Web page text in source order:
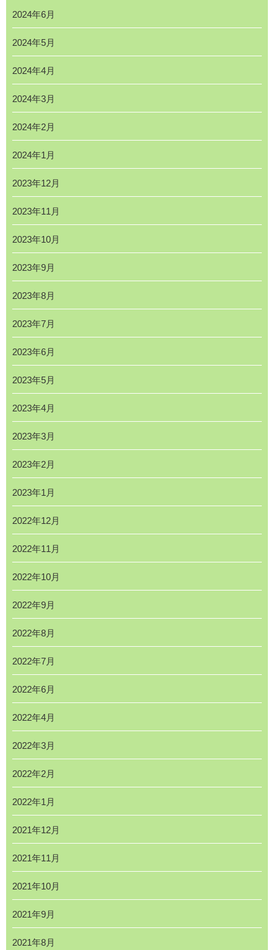
2024年6月
2024年5月
2024年4月
2024年3月
2024年2月
2024年1月
2023年12月
2023年11月
2023年10月
2023年9月
2023年8月
2023年7月
2023年6月
2023年5月
2023年4月
2023年3月
2023年2月
2023年1月
2022年12月
2022年11月
2022年10月
2022年9月
2022年8月
2022年7月
2022年6月
2022年4月
2022年3月
2022年2月
2022年1月
2021年12月
2021年11月
2021年10月
2021年9月
2021年8月